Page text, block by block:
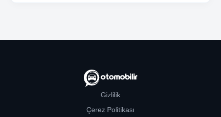
Gizlilik
Çerez Politikası